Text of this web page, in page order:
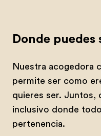
Donde puedes
Nuestra acogedora
permite ser como
quieres ser. Juntos,
inclusivo donde
pertenencia.